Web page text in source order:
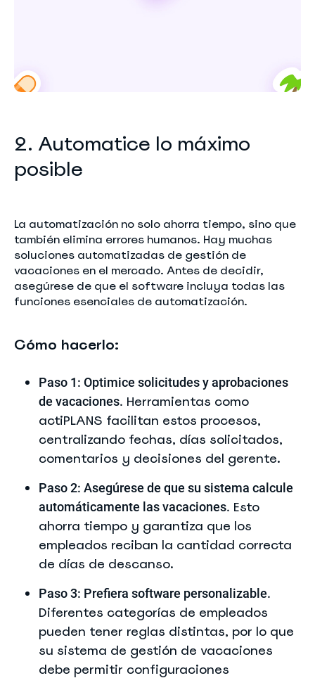
2. Automatice lo máximo
posible
La automatización no solo ahorra tiempo, sino que
también elimina errores humanos. Hay muchas
soluciones automatizadas de gestión de
vacaciones en el mercado. Antes de decidir,
asegúrese de que el software incluya todas las
funciones esenciales de automatización.
Cómo hacerlo:
Paso 1: Optimice solicitudes y aprobaciones
de vacaciones. Herramientas como
actiPLANS facilitan estos procesos,
centralizando fechas, días solicitados,
comentarios y decisiones del gerente.
Paso 2: Asegúrese de que su sistema calcule
automáticamente las vacaciones. Esto
ahorra tiempo y garantiza que los
empleados reciban la cantidad correcta
de días de descanso.
Paso 3: Prefiera software personalizable.
Diferentes categorías de empleados
pueden tener reglas distintas, por lo que
su sistema de gestión de vacaciones
debe permitir configuraciones